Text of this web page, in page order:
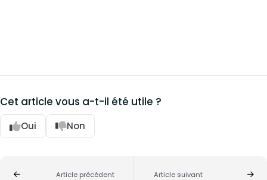
Cet article vous a-t-il été utile ?
Oui Non
Article précédent Article suivant